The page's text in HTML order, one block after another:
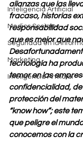
Inteligencia Artificial
Medios Sociales
Seguridad en la
Marketing
Inteligencia Artificial
alianzas que las
fracaso, historias
responsabilidad
que es mejor que
tecnología ha
temor en las
confidencialidad,
protección del
“know how”; este
que peligre el
conocemos con la